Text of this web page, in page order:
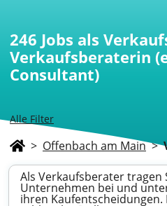
Alle Filter
246 Jobs als
Verkaufsberaterin
Consultant)
> Offenbach am Main >
Als Verkaufsberater tragen
Unternehmen bei und
ihren Kaufentscheidungen.